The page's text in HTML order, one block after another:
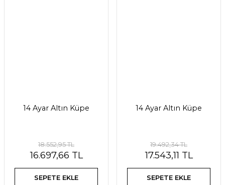
14 Ayar Altın Küpe
18.552,95 TL
16.697,66 TL
SEPETE EKLE
14 Ayar Altın Küpe
19.492,34 TL
17.543,11 TL
SEPETE EKLE